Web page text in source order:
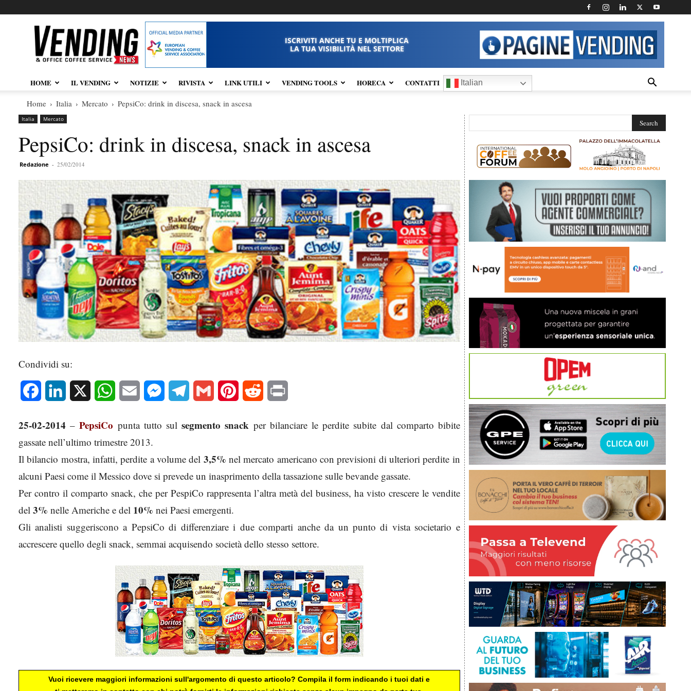
Vendingnews.it
ISCRIVITI ANCHE TU E MOLTIPLICA
LA TUA VISIBILITÀ NEL SETTORE
HOME IL VENDING NOTIZIE RIVISTA LINK UTILI VENDING TOOLS HORECA CONTATTI Italian
Home Italia Mercato PepsiCo: drink in discesa, snack in ascesa
Italia Mercato
PepsiCo: drink in discesa, snack in ascesa
Redazione - 25/02/2014
Condividi su:
Facebook LinkedIn WhatsAppEmail MessengerTelegram Gmail Pinterest Reddit
25-02-2014 –PepsiCo punta tutto sulsegmento snack per bilanciare le perdite subite dal comparto bibite
gassate nell’ultimo trimestre 2013.
Il bilancio mostra, infatti, perdite a volume del 3,5% nel mercato americano con previsioni di ulteriori perdite in
alcuni Paesi come il Messico dove si prevede un inasprimento della tassazione sulle bevande gassate.
Per contro il comparto snack, che per PespiCo rappresenta l’altra metà del business, ha visto crescere le vendite
del 3% nelle Americhe e del 10% nei Paesi emergenti.
Gli analisti suggeriscono a PepsiCo di differenziare i due comparti anche da un punto di vista societario e
accrescere quello degli snack, semmai acquisendo società dello stesso settore.
Vuoi ricevere maggiori informazioni sull'argomento di questo articolo? Compila il form indicando i tuoi dati e